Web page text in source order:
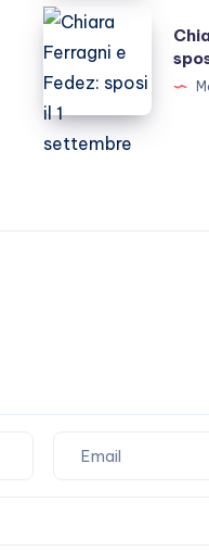
a
Sanremo
2023
Chiara
Ferragni
e
Fedez:
sposi
settembre